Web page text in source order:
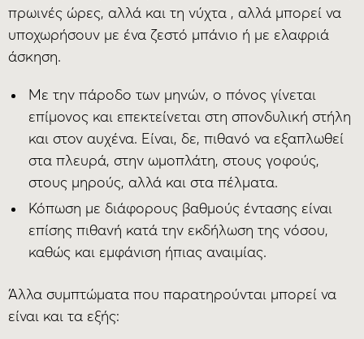
πρωινές ώρες, αλλά και τη νύχτα , αλλά μπορεί να
υποχωρήσουν με ένα ζεστό μπάνιο ή με ελαφριά
άσκηση.
Με την πάροδο των μηνών, ο πόνος γίνεται
επίμονος και επεκτείνεται στη σπονδυλική στήλη
και στον αυχένα. Είναι, δε, πιθανό να εξαπλωθεί
στα πλευρά, στην ωμοπλάτη, στους γοφούς,
στους μηρούς, αλλά και στα πέλματα.
Κόπωση με διάφορους βαθμούς έντασης είναι
επίσης πιθανή κατά την εκδήλωση της νόσου,
καθώς και εμφάνιση ήπιας αναιμίας.
Άλλα συμπτώματα που παρατηρούνται μπορεί να
είναι και τα εξής: